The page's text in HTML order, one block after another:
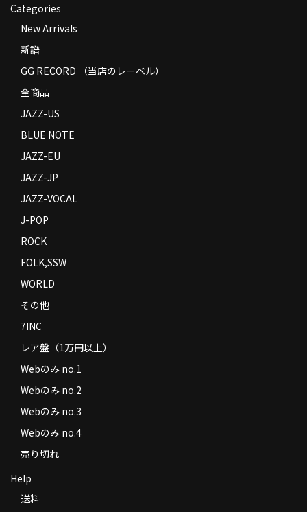
Privacy Policy
特定商取引法に基づく表示
Categories
New Arrivals
新譜
GG RECORD （当店のレーベル）
全商品
JAZZ-US
BLUE NOTE
JAZZ-EU
JAZZ-JP
JAZZ-VOCAL
J-POP
ROCK
FOLK,SSW
WORLD
その他
7INC
レア盤（1万円以上）
Webのみ no.1
Webのみ no.2
Webのみ no.3
Webのみ no.4
売り切れ
Help
送料